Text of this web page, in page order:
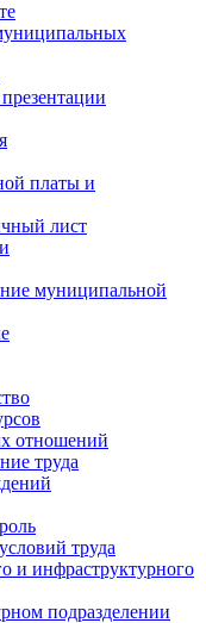
платы и
лист
муниципальной
отношений
труда
труда
и инфраструктурного
подразделении